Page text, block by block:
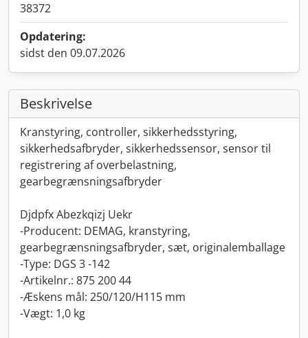
38372
Opdatering:
sidst den 09.07.2026
Beskrivelse
Kranstyring, controller, sikkerhedsstyring,
sikkerhedsafbryder, sikkerhedssensor, sensor til
registrering af overbelastning,
gearbegrænsningsafbryder
Djdpfx Abezkqizj Uekr
-Producent: DEMAG, kranstyring,
gearbegrænsningsafbryder, sæt, originalemballage
-Type: DGS 3 -142
-Artikelnr.: 875 200 44
-Æskens mål: 250/120/H115 mm
-Vægt: 1,0 kg